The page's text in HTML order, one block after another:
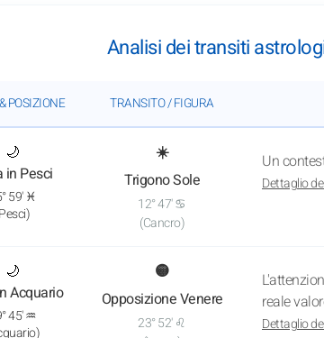
Analisi dei transiti
POSIZIONE TRANSITO / FIGURA
🌙
in Pesci
: Vedi l'analisi del transito
59' ♓
☀️
Trigono Sole
12° 47' ♋
(Cancro)
Un
Dettaglio
🌙
Acquario
: Vedi l'analisi del transito
45' ♒
🟡
Opposizione Venere
23° 52' ♌
reale
Dettaglio